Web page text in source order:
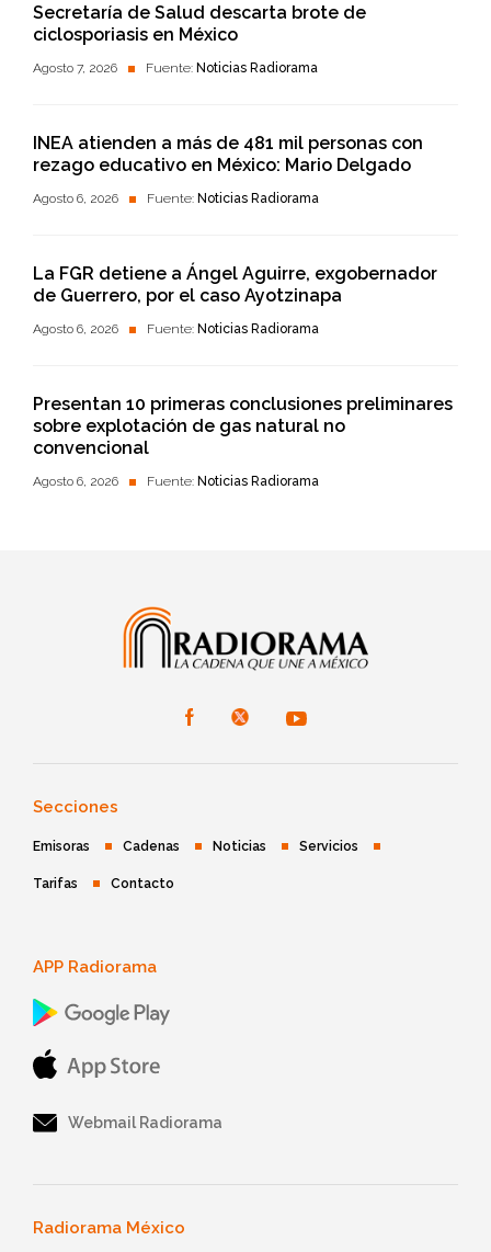
Secretaría de Salud descarta brote de
ciclosporiasis en México
Agosto 7, 2026 Fuente: Noticias Radiorama
INEA atienden a más de 481 mil personas con
rezago educativo en México: Mario Delgado
Agosto 6, 2026 Fuente: Noticias Radiorama
La FGR detiene a Ángel Aguirre, exgobernador
de Guerrero, por el caso Ayotzinapa
Agosto 6, 2026 Fuente: Noticias Radiorama
Presentan 10 primeras conclusiones preliminares
sobre explotación de gas natural no
convencional
Agosto 6, 2026 Fuente: Noticias Radiorama
Secciones
Emisoras Cadenas Noticias Servicios
Tarifas Contacto
APP Radiorama
Webmail Radiorama
Radiorama México